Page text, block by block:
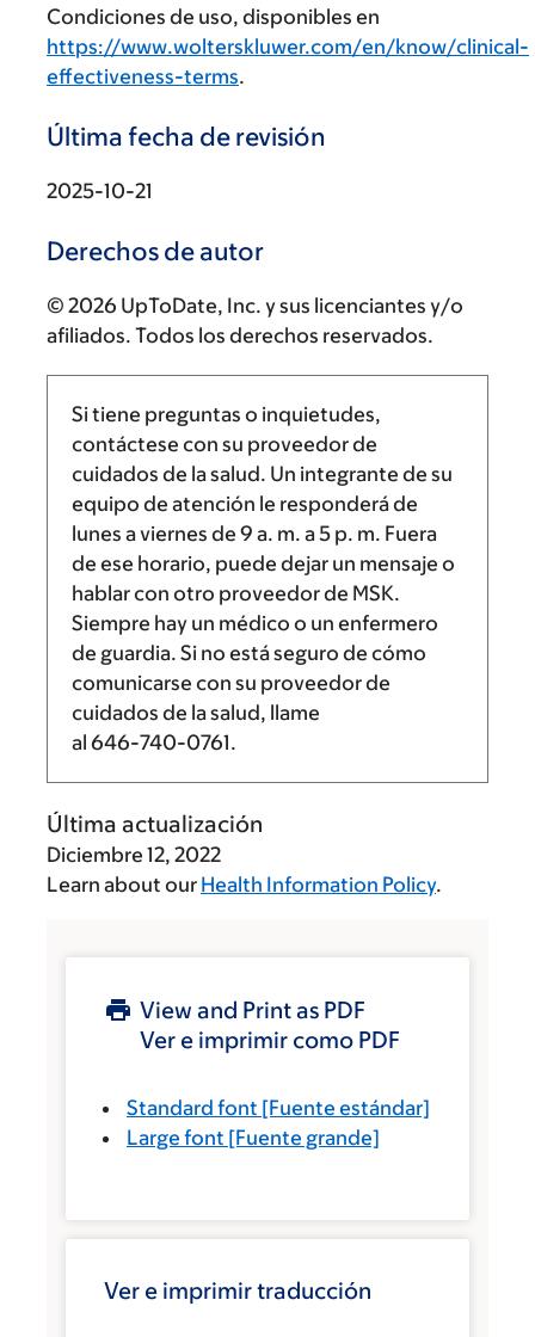
Condiciones de uso, disponibles en
https://www.wolterskluwer.com/en/know/clinical-
effectiveness-terms.
Última fecha de revisión
2025-10-21
Derechos de autor
© 2026 UpToDate, Inc. y sus licenciantes y/o
afiliados. Todos los derechos reservados.
Si tiene preguntas o inquietudes,
contáctese con su proveedor de
cuidados de la salud. Un integrante de su
equipo de atención le responderá de
lunes a viernes de 9 a. m. a5 p. m. Fuera
de ese horario, puede dejar un mensaje o
hablar con otro proveedor de MSK.
Siempre hay un médico o un enfermero
de guardia. Si no está seguro de cómo
comunicarse con su proveedor de
cuidados de la salud, llame
al 646-740-0761.
Última actualización
Diciembre 12, 2022
Learn about our Health Information Policy.
View and Print as PDF
Ver e imprimir como PDF
Standard font [Fuente estándar]
Large font [Fuente grande]
Ver e imprimir traducción